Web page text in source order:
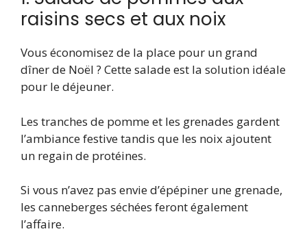
raisins secs et aux noix
Vous économisez de la place pour un grand
dîner de Noël ? Cette salade est la solution idéale
pour le déjeuner.
Les tranches de pomme et les grenades gardent
l’ambiance festive tandis que les noix ajoutent
un regain de protéines.
Si vous n’avez pas envie d’épépiner une grenade,
les canneberges séchées feront également
l’affaire.